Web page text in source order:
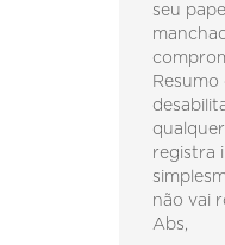
seu
Resumo
registra
não vai
Abs,